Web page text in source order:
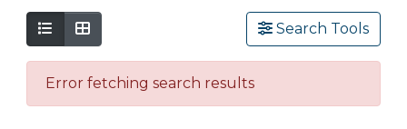
Search Tools
Error fetching search results